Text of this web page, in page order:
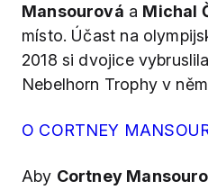
Mansourová a Michal
místo. Účast na
2018 si dvojice
Nebelhorn Trophy v
O CORTNEY
Aby Cortney